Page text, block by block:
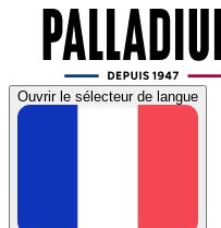
Ouvrir le sélecteur de langue